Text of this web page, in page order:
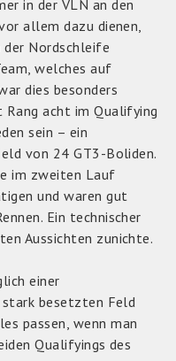
in der VLN an den
allem dazu dienen,
der Nordschleife
welches auf
dies besonders
acht im Qualifying
sein – ein
von 24 GT3-Boliden.
im zweiten Lauf
und waren gut
Ein technischer
Aussichten zunichte.
einer
besetzten Feld
passen, wenn man
Qualifyings des